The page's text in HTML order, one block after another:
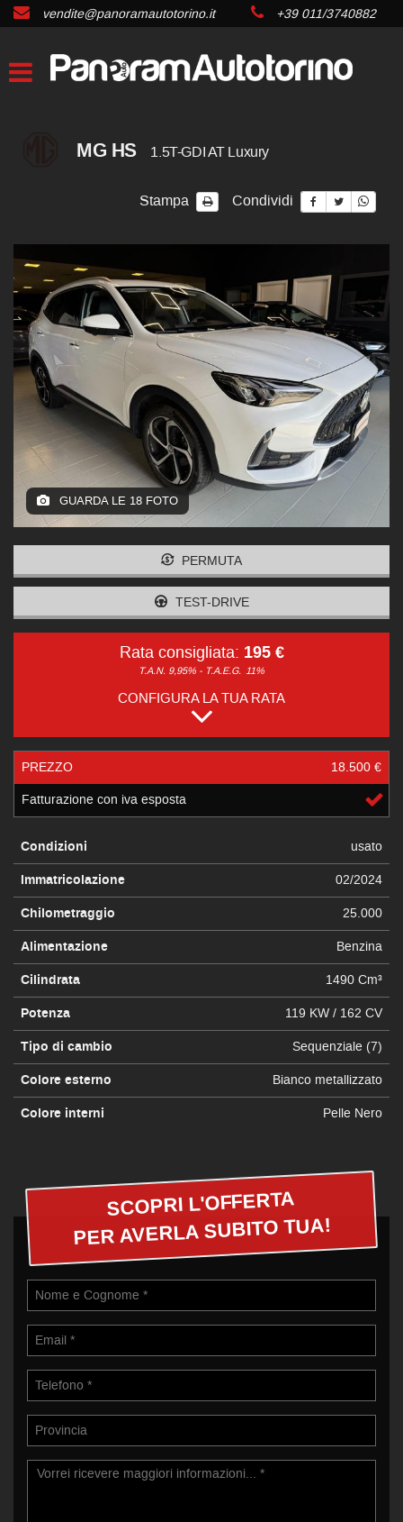
vendite@panoramautotorino.it +39 011/3740882
MG HS 1.5T-GDI AT Luxury
Stampa Condividi
GUARDA LE 18 FOTO
PERMUTA
TEST-DRIVE
Rata consigliata: 195 €
T.A.N. 9,95% - T.A.E.G. 11%
CONFIGURA LA TUA RATA
PREZZO
18.500 €
Fatturazione con iva esposta
Condizioni usato
Immatricolazione 02/2024
Chilometraggio 25.000
Alimentazione Benzina
Cilindrata 1490 Cm³
Potenza 119 KW / 162 CV
Tipo di cambio Sequenziale (7)
Colore esterno Bianco metallizzato
Colore interni Pelle Nero
SCOPRI L'OFFERTA
PER AVERLA SUBITO TUA!